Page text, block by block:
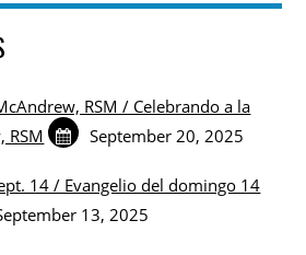
RSM / Celebrando a la
RSM
September 20, 2025
14 / Evangelio del domingo 14
13, 2025